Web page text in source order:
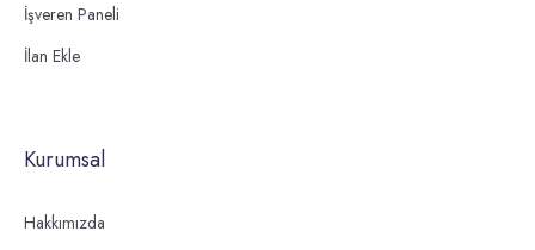
İşveren Paneli
İlan Ekle
Kurumsal
Hakkımızda